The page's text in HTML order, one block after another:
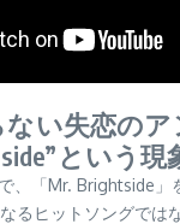
い失恋のア
という現
、「Mr. Brightside」
るヒットソングでは